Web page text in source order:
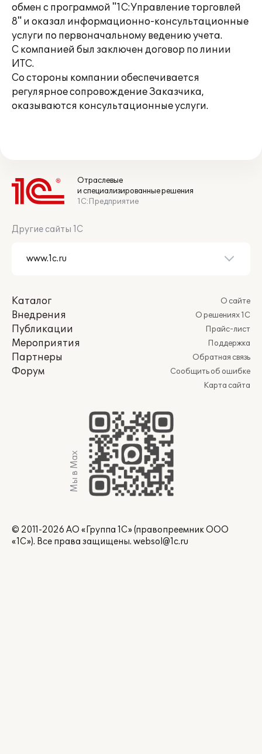
обмен с программой "1С:Управление торговлей
8" и оказал информационно-консультационные
услуги по первоначальному ведению учета.
С компанией был заключен договор по линии
ИТС.
Со стороны компании обеспечивается
регулярное сопровождение Заказчика,
оказываются консультационные услуги.
Отраслевые
и специализированные решения
1С:Предприятие
Другие сайты 1С
Каталог
Внедрения
Публикации
Мероприятия
Партнеры
Форум
О сайте
О решениях 1С
Прайс-лист
Поддержка
Обратная связь
Сообщить об ошибке
Карта сайта
Мы в Max
© 2011-2026 АО «Группа 1С» (правопреемник ООО
«1С»). Все права защищены. websol@1c.ru